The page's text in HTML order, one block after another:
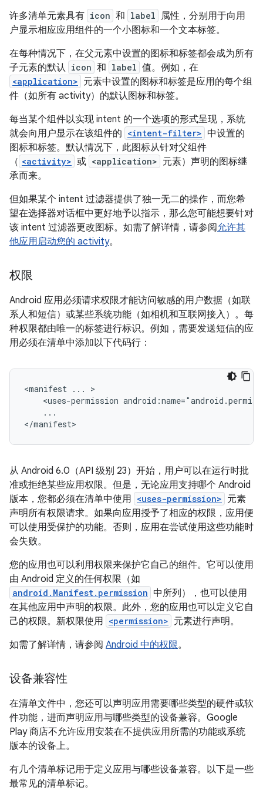
许多清单元素具有 icon 和 label 属性，分别用于向用
户显示相应应用组件的一个小图标和一个文本标签。
在每种情况下，在父元素中设置的图标和标签都会成为所有
子元素的默认 icon 和 label 值。例如，在
<application> 元素中设置的图标和标签是应用的每个组
件（如所有 activity）的默认图标和标签。
每当某个组件以实现 intent 的一个选项的形式呈现，系统
就会向用户显示在该组件的 <intent-filter> 中设置的
图标和标签。默认情况下，此图标从针对父组件
（ <activity> 或 <application> 元素）声明的图标继
承而来。
但如果某个 intent 过滤器提供了独一无二的操作，而您希
望在选择器对话框中更好地予以指示，那么您可能想要针对
该 intent 过滤器更改图标。如需了解详情，请参阅允许其
他应用启动您的 activity。
权限
Android 应用必须请求权限才能访问敏感的用户数据（如联
系人和短信）或某些系统功能（如相机和互联网接入）。每
种权限都由唯一的标签进行标识。例如，需要发送短信的应
用必须在清单中添加以下代码行：
<manifest ...
<uses-permission
...
</manifest>
从 Android 6.0（API 级别 23）开始，用户可以在运行时批
准或拒绝某些应用权限。但是，无论应用支持哪个 Android
版本，您都必须在清单中使用 <uses-permission> 元素
声明所有权限请求。如果向应用授予了相应的权限，应用便
可以使用受保护的功能。否则，应用在尝试使用这些功能时
会失败。
您的应用也可以利用权限来保护它自己的组件。它可以使用
由 Android 定义的任何权限（如
android.Manifest.permission 中所列），也可以使用
在其他应用中声明的权限。此外，您的应用也可以定义它自
己的权限。新权限使用 <permission> 元素进行声明。
如需了解详情，请参阅 Android 中的权限。
设备兼容性
在清单文件中，您还可以声明应用需要哪些类型的硬件或软
件功能，进而声明应用与哪些类型的设备兼容。Google
Play 商店不允许应用安装在不提供应用所需的功能或系统
版本的设备上。
有几个清单标记用于定义应用与哪些设备兼容。以下是一些
最常见的清单标记。